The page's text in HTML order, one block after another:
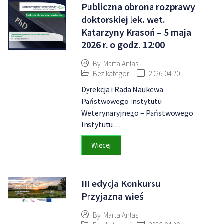
Publiczna obrona rozprawy
doktorskiej lek. wet.
Katarzyny Krasoń – 5 maja
2026 r. o godz. 12:00
By Marta Antas
Bez kategorii
2026-04-20
Dyrekcja i Rada Naukowa
Państwowego Instytutu
Weterynaryjnego – Państwowego
Instytutu…
Więcej
III edycja Konkursu
Przyjazna wieś
By Marta Antas